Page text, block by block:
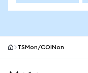
TSMon/COINon